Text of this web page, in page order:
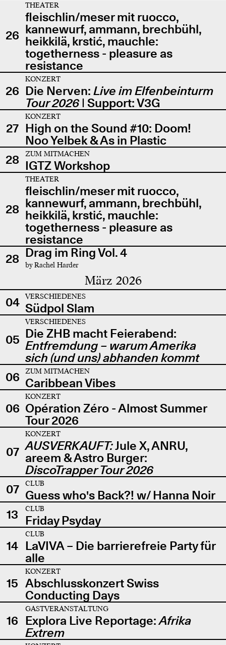
26
THEATER
fleischlin/meser mit ruocco,
kannewurf, ammann, brechbühl,
heikkilä, krstić, mauchle:
togetherness - pleasure as
resistance
26
KONZERT
Die Nerven: Live im Elfenbeinturm
Tour 2026| Support: V3G
27
KONZERT
High on the Sound #10: Doom!
Noo Yelbek & As in Plastic
28
ZUM MITMACHEN
IGTZ Workshop
28
THEATER
fleischlin/meser mit ruocco,
kannewurf, ammann, brechbühl,
heikkilä, krstić, mauchle:
togetherness - pleasure as
resistance
28 Drag im Ring Vol. 4
by Rachel Harder
März 2026
04 VERSCHIEDENES
Südpol Slam
05
VERSCHIEDENES
Die ZHB macht Feierabend:
Entfremdung – warum Amerika
sich (und uns) abhanden kommt
06
ZUM MITMACHEN
Caribbean Vibes
06
KONZERT
Opération Zéro - Almost Summer
Tour 2026
07
KONZERT
AUSVERKAUFT:Jule X, ANRU,
areem & Astro Burger:
DiscoTrapper Tour 2026
07
CLUB
Guess who's Back?! w/ Hanna Noir
13
CLUB
Friday Psyday
14
CLUB
LaVIVA – Die barrierefreie Party für
alle
15
KONZERT
Abschlusskonzert Swiss
Conducting Days
16
GASTVERANSTALTUNG
Explora Live Reportage:Afrika
Extrem